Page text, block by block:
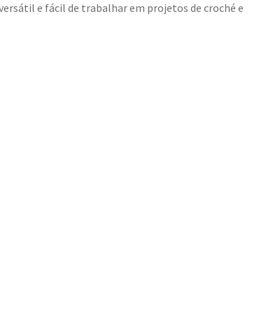
e fácil de trabalhar em projetos de croché e